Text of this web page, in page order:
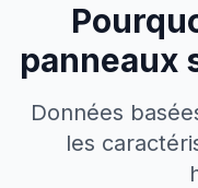
panneaux
Données
les